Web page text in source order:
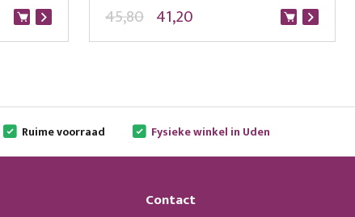
41,20
45,80
Ruime voorraad Fysieke winkel in Uden
Contact